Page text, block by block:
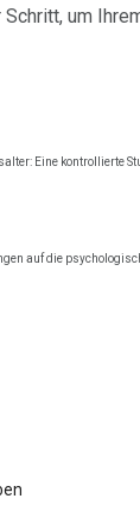
um
Eine kontrollierte
auf die